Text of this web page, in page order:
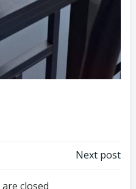
Next post
closed